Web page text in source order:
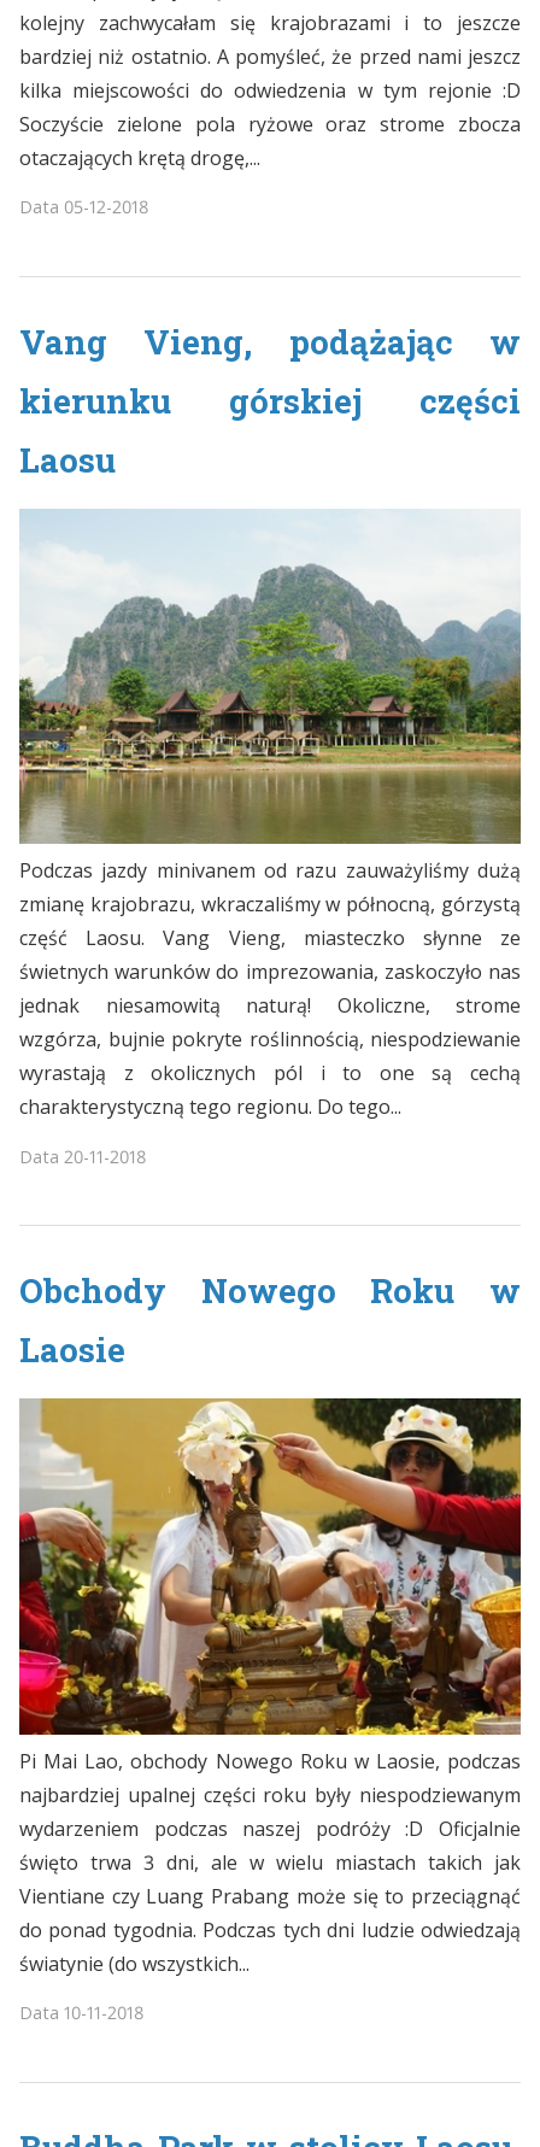
kolejny zachwycałam się krajobrazami i to jeszcze
bardziej niż ostatnio. A pomyśleć, że przed nami jeszcz
kilka miejscowości do odwiedzenia w tym rejonie :D
Soczyście zielone pola ryżowe oraz strome zbocza
otaczających krętą drogę,...
Data 05-12-2018
Vang Vieng, podążając w
kierunku górskiej części
Laosu
Podczas jazdy minivanem od razu zauważyliśmy dużą
zmianę krajobrazu, wkraczaliśmy w północną, górzystą
część Laosu. Vang Vieng, miasteczko słynne ze
świetnych warunków do imprezowania, zaskoczyło nas
jednak niesamowitą naturą! Okoliczne, strome
wzgórza, bujnie pokryte roślinnością, niespodziewanie
wyrastają z okolicznych pól i to one są cechą
charakterystyczną tego regionu. Do tego...
Data 20-11-2018
Obchody Nowego Roku w
Laosie
Pi Mai Lao, obchody Nowego Roku w Laosie, podczas
najbardziej upalnej części roku były niespodziewanym
wydarzeniem podczas naszej podróży :D Oficjalnie
święto trwa 3 dni, ale w wielu miastach takich jak
Vientiane czy Luang Prabang może się to przeciągnąć
do ponad tygodnia. Podczas tych dni ludzie odwiedzają
światynie (do wszystkich...
Data 10-11-2018